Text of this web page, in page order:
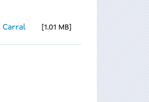
Carral 1.01 MB